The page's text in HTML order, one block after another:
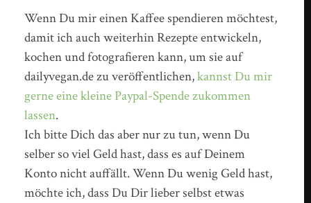
Wenn Du mir einen Kaffee spendieren möchtest,
damit ich auch weiterhin Rezepte entwickeln,
kochen und fotografieren kann, um sie auf
dailyvegan.de zu veröffentlichen,kannst Du mir
gerne eine kleine Paypal-Spende zukommen
lassen.
Ich bitte Dich das aber nur zu tun, wenn Du
selber so viel Geld hast, dass es auf Deinem
Konto nicht auffällt. Wenn Du wenig Geld hast,
möchte ich, dass Du Dir lieber selbst etwas